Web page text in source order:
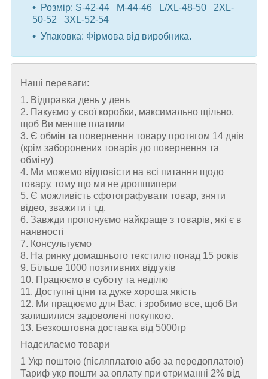
Розмір: S-42-44 M-44-46 L/XL-48-50 2XL-
50-52 3XL-52-54
Упаковка: Фірмова від виробника.
Наші переваги:
1. Відправка день у день
2. Пакуємо у свої коробки, максимально щільно,
щоб Ви менше платили
3. Є обмін та повернення товару протягом 14 днів
(крім заборонених товарів до повернення та
обміну)
4. Ми можемо відповісти на всі питання щодо
товару, тому що ми не дропшипери
5. Є можливість сфотографувати товар, зняти
відео, зважити і т.д.
6. Завжди пропонуємо найкраще з товарів, які є в
наявності
7. Консультуємо
8. На ринку домашнього текстилю понад 15 років
9. Більше 1000 позитивних відгуків
10. Працюємо в суботу та неділю
11. Доступні ціни та дуже хороша якість
12. Ми працюємо для Вас, і зробимо все, щоб Ви
залишилися задоволені покупкою.
13. Безкоштовна доставка від 5000гр
Надсилаємо товари
1 Укр поштою (пiсляплатою або за передоплатою)
Тариф укр пошти за оплату при отриманні 2% від